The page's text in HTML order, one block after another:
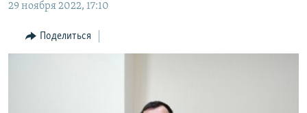
ЎЗБЕКЧА
ТОҶИКӢ
Все сайты РСЕ/РС
29 ноября 2022, 17:10
Поделиться